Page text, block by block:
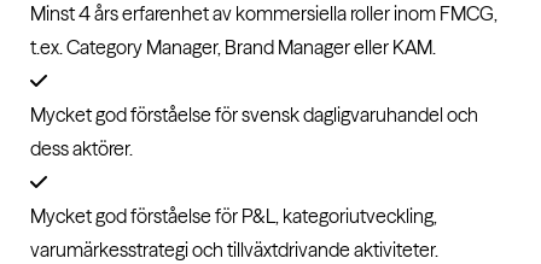
Minst 4 års erfarenhet av kommersiella roller inom FMCG,
t.ex. Category Manager, Brand Manager eller KAM.
Mycket god förståelse för svensk dagligvaruhandel och
dess aktörer.
Mycket god förståelse för P&L, kategoriutveckling,
varumärkesstrategi och tillväxtdrivande aktiviteter.